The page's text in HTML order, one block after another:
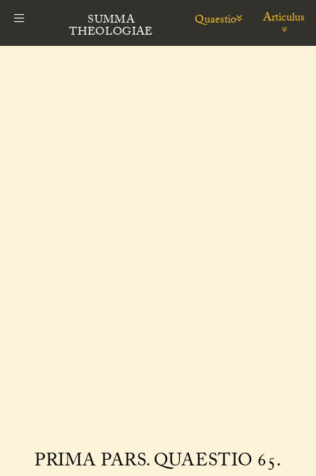
SUMMA
THEOLOGIAE
Quaestio Articulus
PRIMA PARS. QUAESTIO 65.